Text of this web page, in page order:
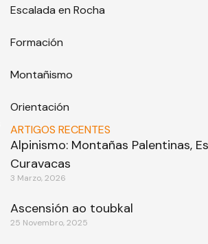
Escalada en Rocha
Formación
Montañismo
Orientación
ARTIGOS RECENTES
Alpinismo: Montañas Palentinas,
Curavacas
3 Marzo, 2026
Ascensión ao toubkal
25 Novembro, 2025